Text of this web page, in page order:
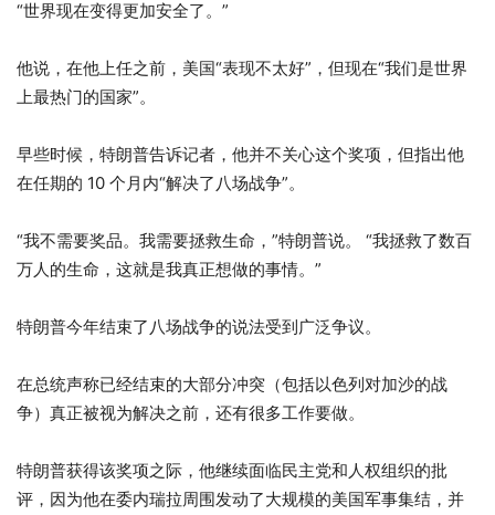
“世界现在变得更加安全了。”
他说，在他上任之前，美国“表现不太好”，但现在“我们是世界
上最热门的国家”。
早些时候，特朗普告诉记者，他并不关心这个奖项，但指出他
在任期的 10 个月内“解决了八场战争”。
“我不需要奖品。我需要拯救生命，”特朗普说。 “我拯救了数百
万人的生命，这就是我真正想做的事情。”
特朗普今年结束了八场战争的说法受到广泛争议。
在总统声称已经结束的大部分冲突（包括以色列对加沙的战
争）真正被视为解决之前，还有很多工作要做。
特朗普获得该奖项之际，他继续面临民主党和人权组织的批
评，因为他在委内瑞拉周围发动了大规模的美国军事集结，并